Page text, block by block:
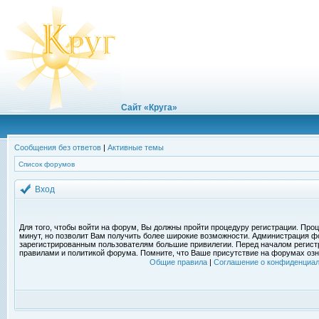
Сайт «Круга»
Сообщения без ответов | Активные темы
Список форумов
Вход
Для того, чтобы войти на форум, Вы должны пройти процедуру регистрации.
минут, но позволит Вам получить более широкие возможности. Администрация
зарегистрированным пользователям большие привилегии. Перед началом
правилами и политикой форума. Помните, что Ваше присутствие на форумах
Общие правила| Соглашение о